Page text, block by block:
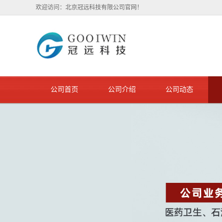
欢迎访问：北京冠远科技有限公司官网！
公司首页 公司介绍 公司动态